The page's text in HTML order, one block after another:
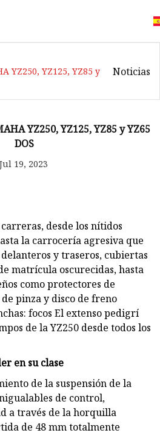
YZ250, YZ125, YZ85 y
Noticias
YZ250, YZ125, YZ85 y YZ65
DOS
Jul 19, 2023
desde los nítidos
la carrocería agresiva que
y traseros, cubiertas
matrícula oscurecidas, hasta
como protectores de
pinza y disco de freno
focos El extenso pedigrí
de la YZ250 desde todos los
en su clase
de la suspensión de la
de control,
a través de la horquilla
de 48 mm totalmente